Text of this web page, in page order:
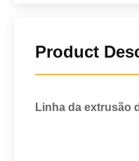
Product
Linha da extrusão